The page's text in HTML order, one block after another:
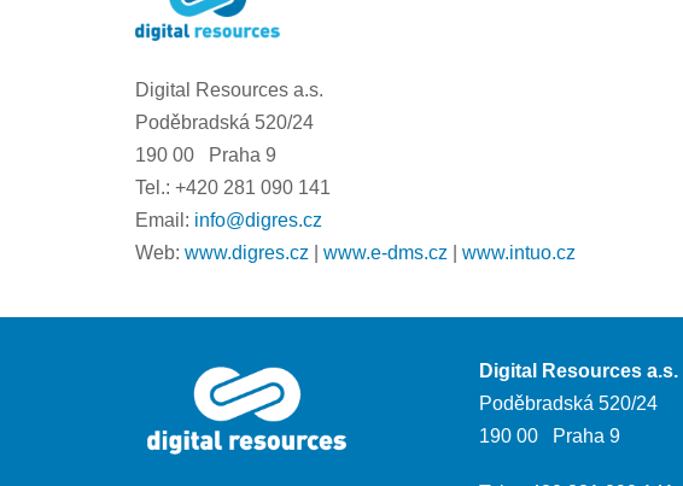
Digital Resources a.s.
Poděbradská 520/24
190 00 Praha 9
Tel.: +420 281 090 141
Email: info@digres.cz
Web: www.digres.cz www.e-dms.cz www.intuo.cz
Digital Resources a.s.
Poděbradská 520/24
190 00 Praha 9